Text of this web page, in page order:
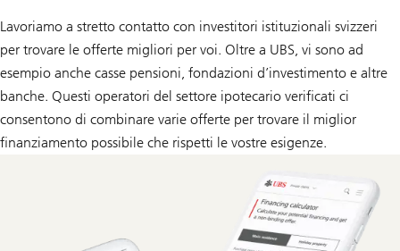
Lavoriamo a stretto contatto con investitori istituzionali svizzeri
per trovare le offerte migliori per voi. Oltre a UBS, vi sono ad
esempio anche casse pensioni, fondazioni d’investimento e altre
banche. Questi operatori del settore ipotecario verificati ci
consentono di combinare varie offerte per trovare il miglior
finanziamento possibile che rispetti le vostre esigenze.